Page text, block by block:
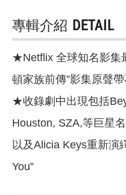
專輯介紹 DETAIL
★Netflix 全球知名影集
頓家族前傳”影集原聲
★收錄劇中出現包括
Houston, SZA,等巨星
以及Alicia Keys重新演
You”